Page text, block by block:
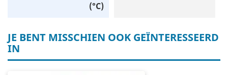
(°C)
JE BENT MISSCHIEN OOK GEÏNTERESSEERD
IN